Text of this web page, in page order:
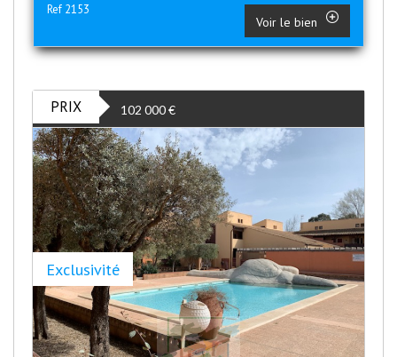
Ref 2153
Voir le bien
PRIX 102 000€
Exclusivité